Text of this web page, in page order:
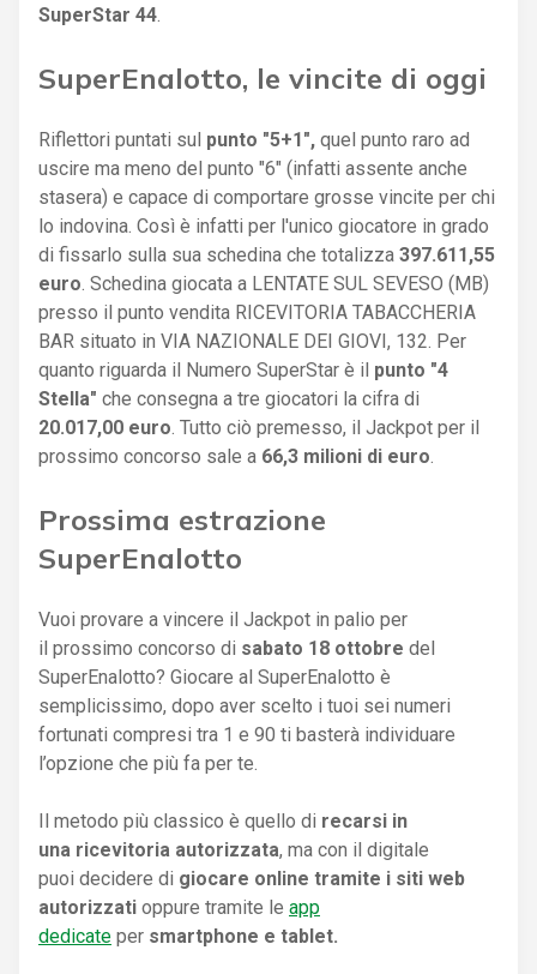
SuperStar 44
SuperEnalotto, le vincite di oggi
Riflettori puntati sul punto "5+1", quel punto raro ad
uscire ma meno del punto "6" (infatti assente anche
stasera) e capace di comportare grosse vincite per chi
lo indovina. Così è infatti per l'unico giocatore in grado
di fissarlo sulla sua schedina che totalizza 397.611,55
euro . Schedina giocata a LENTATE SUL SEVESO (MB)
presso il punto vendita RICEVITORIA TABACCHERIA
BAR situato in VIA NAZIONALE DEI GIOVI, 132. Per
quanto riguarda il Numero SuperStar è il punto "4
Stella" che consegna a tre giocatori la cifra di
20.017,00 euro . Tutto ciò premesso, il Jackpot per il
prossimo concorso sale a 66,3 milioni di euro
Prossima estrazione
SuperEnalotto
Vuoi provare a vincere il Jackpot in palio per
il prossimo concorso di sabato 18 ottobre del
SuperEnalotto? Giocare al SuperEnalotto è
semplicissimo, dopo aver scelto i tuoi sei numeri
fortunati compresi tra 1 e 90 ti basterà individuare
l’opzione che più fa per te.
Il metodo più classico è quello di recarsi in
una ricevitoria autorizzata, ma con il digitale
puoi decidere di giocare online tramite i siti web
autorizzati oppure tramite le app
dedicate per smartphone e tablet.